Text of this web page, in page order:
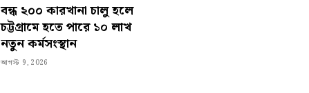
বন্ধ ২০০ কারখানা চালু হলে
চট্টগ্রামে হতে পারে ১০ লাখ
নতুন কর্মসংস্থান
আগস্ট 9, 2026